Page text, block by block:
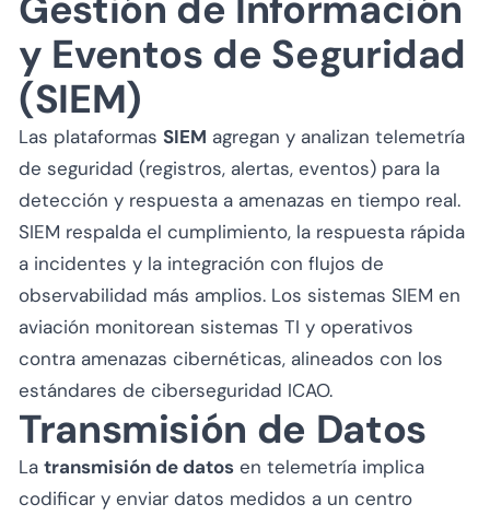
y Eventos de Seguridad
(SIEM)
Las plataformas SIEM agregan y analizan telemetría
de seguridad (registros, alertas, eventos) para la
detección y respuesta a amenazas en tiempo real.
SIEM respalda el cumplimiento, la respuesta rápida
a incidentes y la integración con flujos de
observabilidad más amplios. Los sistemas SIEM en
aviación monitorean sistemas TI y operativos
contra amenazas cibernéticas, alineados con los
estándares de ciberseguridad ICAO.
Transmisión de Datos
La transmisión de datos en telemetría implica
codificar y enviar datos medidos a un centro